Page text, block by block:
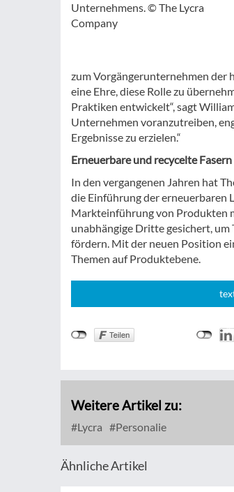
Unternehmens. © The Lycra
Company
zum Vorgängerunternehmen der
eine Ehre, diese Rolle zu
Praktiken entwickelt“, sagt
Unternehmen voranzutreiben,
Ergebnisse zu erzielen.“
Erneuerbare und recycelte
In den vergangenen Jahren hat
die Einführung der erneuerbaren
Markteinführung von Produkten
unabhängige Dritte gesichert,
fördern. Mit der neuen Position
Themen auf Produktebene.
Weitere Artikel zu:
Lycra Personalie
Ähnliche Artikel